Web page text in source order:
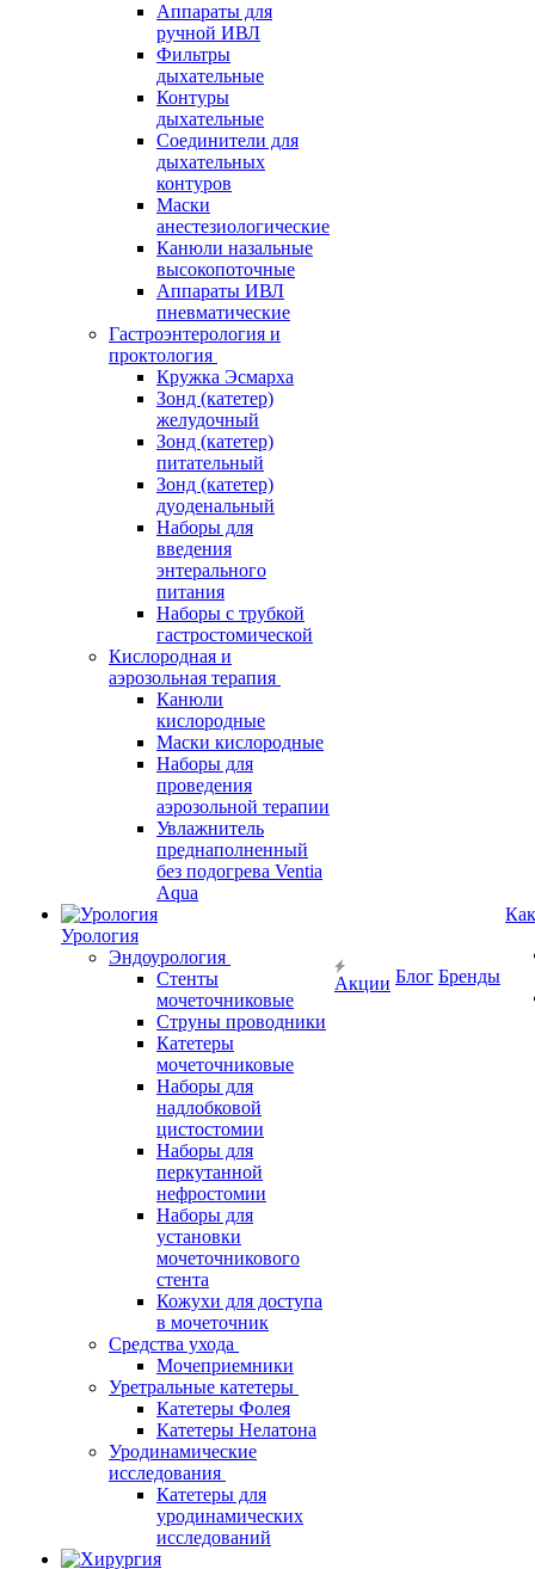
Аппараты для
ручной ИВЛ
Фильтры
дыхательные
Контуры
дыхательные
Соединители для
дыхательных
контуров
Маски
анестезиологические
Канюли назальные
высокопоточные
Аппараты ИВЛ
пневматические
Гастроэнтерология и
проктология
Кружка Эсмарха
Зонд (катетер)
желудочный
Зонд (катетер)
питательный
Зонд (катетер)
дуоденальный
Наборы для
введения
энтерального
питания
Наборы с трубкой
гастростомической
Кислородная и
аэрозольная терапия
Канюли
кислородные
Маски кислородные
Наборы для
проведения
аэрозольной терапии
Увлажнитель
преднаполненный
без подогрева Ventia
Aqua
Урология
Эндоурология
Стенты
мочеточниковые
Струны проводники
Катетеры
мочеточниковые
Наборы для
надлобковой
цистостомии
Наборы для
перкутанной
нефростомии
Наборы для
установки
мочеточникового
стента
Кожухи для доступа
в мочеточник
Средства ухода
Мочеприемники
Уретральные катетеры
Катетеры Фолея
Катетеры Нелатона
Уродинамические
исследования
Катетеры для
уродинамических
исследований
Акции Блог Бренды